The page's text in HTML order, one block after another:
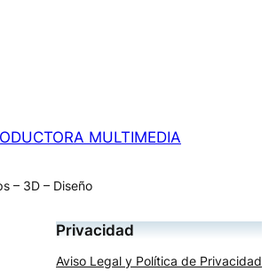
MULTIMEDIA
– 3D – Diseño
Privacidad
Aviso Legal y Política de Privacidad